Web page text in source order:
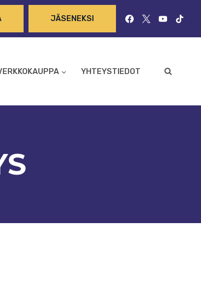
JÄSENEKSI
YHTEYSTIEDOT